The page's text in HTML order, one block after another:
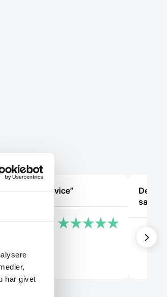
har givet
og god service”
consult Ivs
Det
Käthe